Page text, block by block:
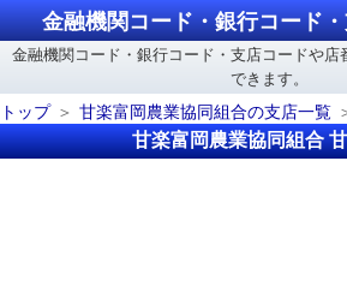
金融機関コード・銀行コード
金融機関コード・銀行コード・支店コードや店
できます。
トップ
甘楽富岡農業協同組合の支店一覧
甘楽富岡農業協同組合